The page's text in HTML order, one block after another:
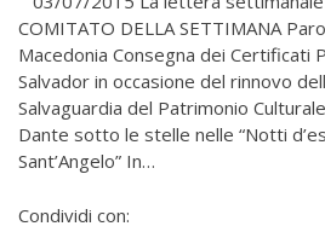
COMITATO DELLA SETTIMANA
Macedonia Consegna dei Certificati
Salvador in occasione del rinnovo
Salvaguardia del Patrimonio
Dante sotto le stelle nelle “Notti
Sant’Angelo” In…
Condividi con: